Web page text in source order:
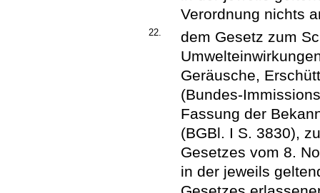
Verordnung nichts
22.
dem Gesetz zum
Geräusche,
(Bundes-
Fassung der
(BGBl. I S. 3830),
Gesetzes vom 8.
in der jeweils